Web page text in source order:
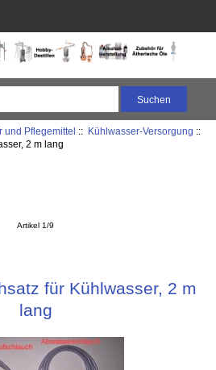
und Pflegemittel :: Kühlwasser-Versorgung ::
2 m lang
Artikel 1/9
für Kühlwasser, 2 m
lang